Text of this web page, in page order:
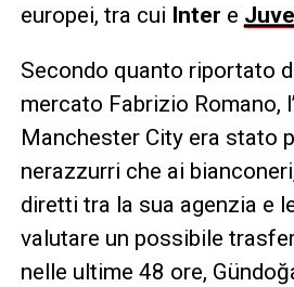
europei, tra cui Inter e
Secondo quanto riportato
mercato Fabrizio Romano,
Manchester City era stato
nerazzurri che ai
diretti tra la sua agenzia e
valutare un possibile
nelle ultime 48 ore,